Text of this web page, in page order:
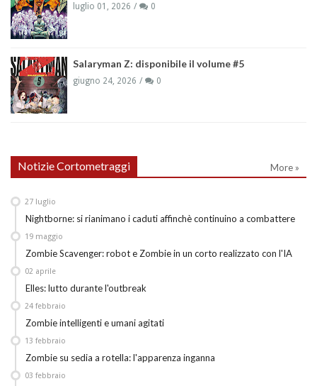
luglio 01, 2026 0
Salaryman Z: disponibile il volume #5
giugno 24, 2026 0
Notizie Cortometraggi More »
Nightborne: si rianimano i caduti affinchè continuino a combattere
27 luglio
Zombie Scavenger: robot e Zombie in un corto realizzato con l'IA
19 maggio
Elles: lutto durante l'outbreak
02 aprile
Zombie intelligenti e umani agitati
24 febbraio
Zombie su sedia a rotella: l'apparenza inganna
13 febbraio
03 febbraio